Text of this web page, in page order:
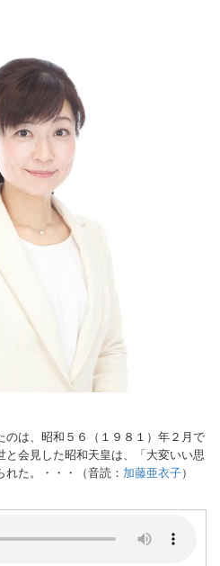
のは、昭和５６（１９８１）年２月で
会見した昭和天皇は、「大変いい思
た。・・・（音読： 加藤亜衣子）